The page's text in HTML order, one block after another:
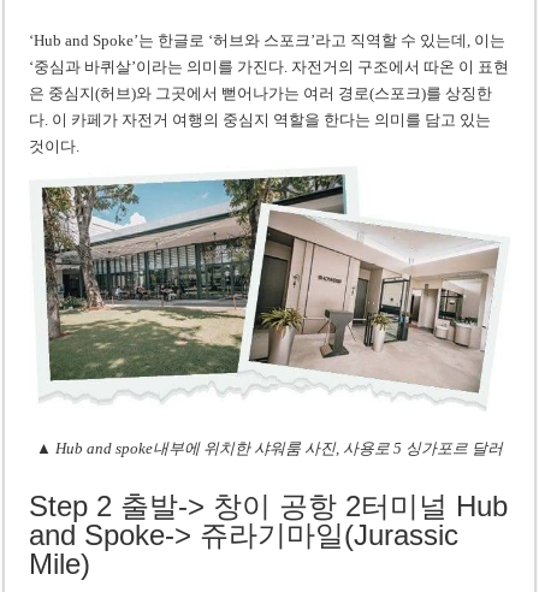
‘Hub and Spoke’는 한글로 ‘허브와 스포크’라고 직역할 수 있는데, 이는
‘중심과 바퀴살’이라는 의미를 가진다. 자전거의 구조에서 따온 이 표현
은 중심지(허브)와 그곳에서 뻗어나가는 여러 경로(스포크)를 상징한
다. 이 카페가 자전거 여행의 중심지 역할을 한다는 의미를 담고 있는
것이다.
▲ Hub and spoke내부에 위치한 샤워룸 사진, 사용로 5 싱가포르 달러
Step 2 출발-> 창이 공항 2터미널 Hub
and Spoke-> 쥬라기마일(Jurassic
Mile)